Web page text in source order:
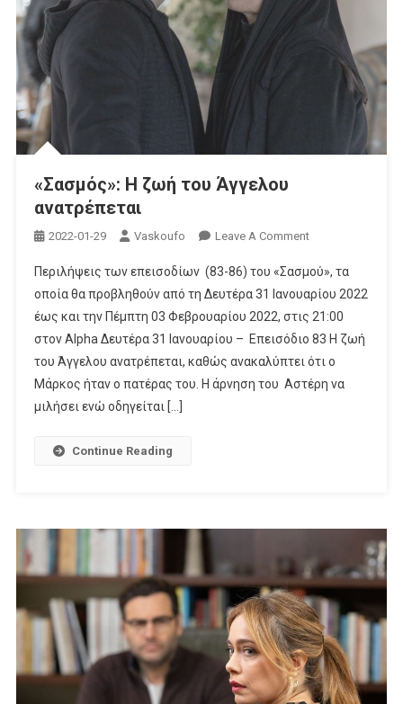
«Σασμός»: Η ζωή του Άγγελου
ανατρέπεται
2022-01-29 Vaskoufo Leave A CommentOn
Η
Ζωή
Του
Άγγελου
Ανατρέπεται
Περιλήψεις των επεισοδίων (83-86) του «Σασμού», τα
οποία θα προβληθούν από τη Δευτέρα 31 Ιανουαρίου 2022
έως και την Πέμπτη 03 Φεβρουαρίου 2022, στις 21:00
στον Alpha Δευτέρα 31 Ιανουαρίου – Επεισόδιο 83 Η ζωή
του Άγγελου ανατρέπεται, καθώς ανακαλύπτει ότι ο
Μάρκος ήταν ο πατέρας του. Η άρνηση του Αστέρη να
μιλήσει ενώ οδηγείται […]
Continue Reading